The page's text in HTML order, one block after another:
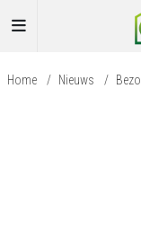
Home / Nieuws /